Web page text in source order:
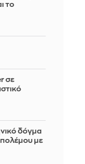
το
σε
δόγμα
με